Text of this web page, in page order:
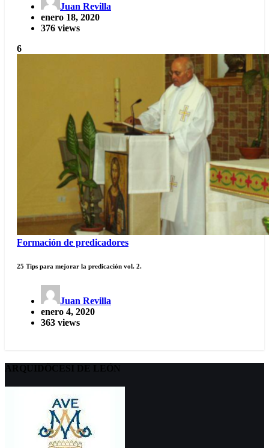
Juan Revilla
enero 18, 2020
376 views
6
Formación de predicadores
25 Tips para mejorar la predicación vol. 2.
Juan Revilla
enero 4, 2020
363 views
ARQUIDÖCESI DE LEÓN